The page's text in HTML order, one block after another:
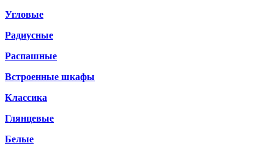
Угловые
Радиусные
Распашные
Встроенные шкафы
Классика
Глянцевые
Белые